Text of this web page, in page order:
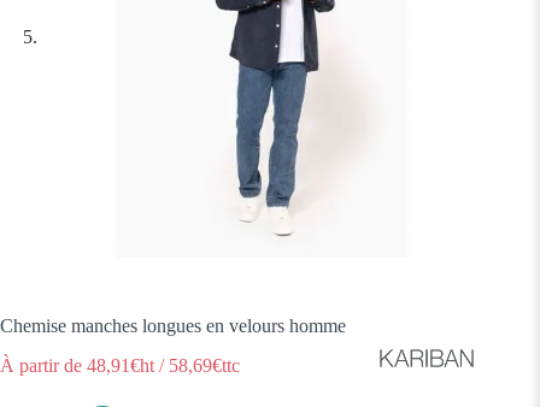
Chemise manches longues en velours homme
À partir de 48,91€ht / 58,69€ttc